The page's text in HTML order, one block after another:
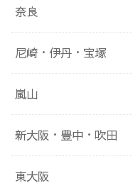
奈良
尼崎・伊丹・宝塚
嵐山
新大阪・豊中・吹田
東大阪